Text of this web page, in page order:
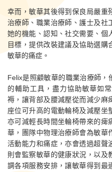
幸而，敏華其後得到保良局嚴重
治療師、職業治療師、護士及社
她的機能、認知、社交需要、個
目標，提供改裝建議及協助選
敏華的痛症。
Felix是照顧敏華的職業治療師，
的輔助工具，盡力協助敏華如
褥，讓背部及腰減壓從而減少麻
座位可升高的電動輪椅及減壓坐
亦可減輕長時間坐輪椅帶來的痺
華，團隊中物理治療師會為敏華
活動能力和痛症，亦會透過超聲
則會監察敏華的健康狀況，以及
調各項服務安排，讓敏華得到最